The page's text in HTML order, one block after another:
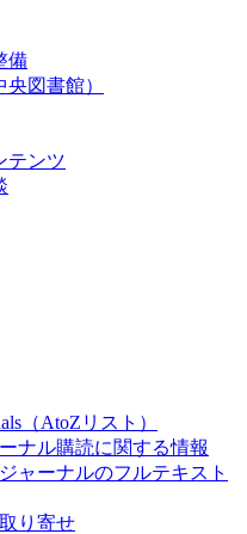
備
図書館）
テンツ
（AtoZリスト）
ナル購読に関する情報
ャーナルのフルテキスト
り寄せ